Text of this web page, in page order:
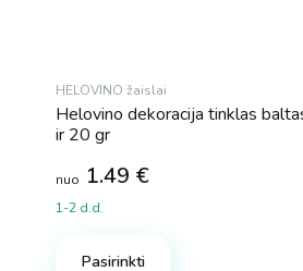
HELOVINO žaislai
Helovino dekoracija tinklas
ir 20 gr
nuo 1.49 €
1-2 d.d.
Pasirinkti